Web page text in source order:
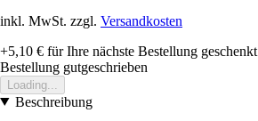
inkl. MwSt. zzgl. Versandkosten
+5,10 € für Ihre nächste Bestellung geschenkt
Bestellung gutgeschrieben
Loading...
Beschreibung